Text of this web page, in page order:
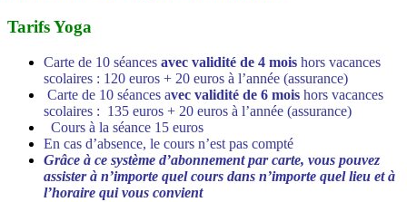
Tarifs Yoga
Carte de 10 séances avec validité de 4 mois hors vacances
scolaires : 120 euros + 20 euros à l’année (assurance)
Carte de 10 séances avec validité de 6 mois hors vacances
scolaires : 135 euros + 20 euros à l’année (assurance)
Cours à la séance 15 euros
En cas d’absence, le cours n’est pas compté
Grâce à ce système d’abonnement par carte, vous pouvez
assister à n’importe quel cours dans n’importe quel lieu et à
l’horaire qui vous convient